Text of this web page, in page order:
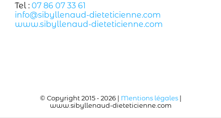
Tel : 07 86 07 33 61
info@sibyllenaud-dieteticienne.com
www.sibyllenaud-dieteticienne.com
© Copyright 2015 -2026 | Mentions légales|
www.sibyllenaud-dieteticienne.com